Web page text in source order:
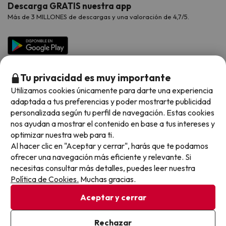
Viajes para grupos
Hoteles Galicia
Hoteles Salou
Chollos con Todo Incluido
Chollos en la playa
Hoteles con toboganes
Selección de la Newsletter
Los favoritos de nuestros clientes
Vacaciones en Agosto
Vacaciones en Octubre
Vacaciones en Noviembre
Preguntas frecuentes
Descarga GRATIS nuestra app
Más de 3 MILLONES de descargas y una valoración de 4,7/5.
Métodos de pago disponibles
Condiciones generales
Política de cookies
Tu privacidad es muy importante
Utilizamos cookies únicamente para darte una experiencia
adaptada a tus preferencias y poder mostrarte publicidad
personalizada según tu perfil de navegación. Estas cookies
nos ayudan a mostrar el contenido en base a tus intereses y
optimizar nuestra web para ti.
Al hacer clic en "Aceptar y cerrar", harás que te podamos
ofrecer una navegación más eficiente y relevante. Si
necesitas consultar más detalles, puedes leer nuestra
Política de Cookies. Muchas gracias.
Aceptar y cerrar
Rechazar